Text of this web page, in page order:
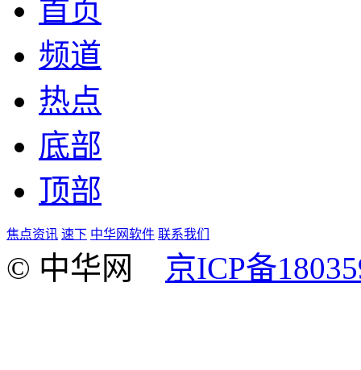
首页
频道
热点
底部
顶部
焦点资讯 速下 中华网软件 联系我们
© 中华网 京ICP备